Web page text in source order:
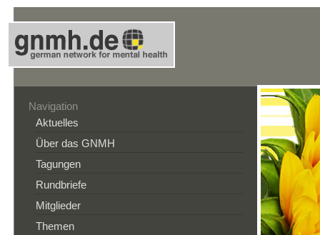
Navigation
Aktuelles
Über das GNMH
Tagungen
Rundbriefe
Mitglieder
Themen